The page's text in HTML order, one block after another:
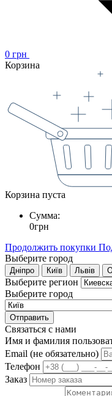
0 грн
Корзина
Корзина пуста
Сумма:
0грн
Продолжить покупки
Выберите город
Дніпро Київ Львів
Выберите регион
Выберите город
Отправить
Связаться с нами
Имя и фамилия
Email (не обязательно)
Телефон
Заказ